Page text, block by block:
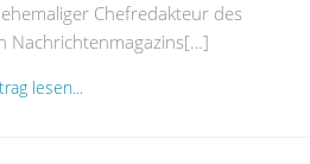
Chefredakteur des
Nachrichtenmagazins[…]
lesen...